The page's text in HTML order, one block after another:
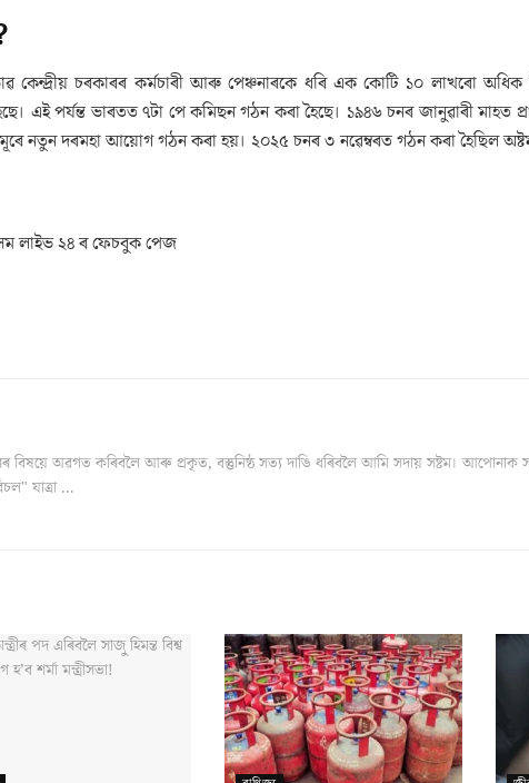
কেন্দ্ৰীয় চৰকাৰৰ কৰ্মচাৰী আৰু পেঞ্চনাৰকে ধৰি এক কোটি ১০ লাখৰো
এই পৰ্যন্ত ভাৰতত ৭টা পে কমিছন গঠন কৰা হৈছে। ১৯৪৬ চনৰ জানুৱাৰী
নতুন দৰমহা আয়োগ গঠন কৰা হয়। ২০২৫ চনৰ ৩ নৱেম্বৰত গঠন কৰা হৈছিল
লাইভ ২৪ ৰ ফেচবুক পেজ
বিষয়ে অৱগত কৰিবলৈ আৰু প্ৰকৃত, বস্তুনিষ্ঠ সত্য দাঙি ধৰিবলৈ আমি সদায় সষ্টম।
যাত্ৰা ...